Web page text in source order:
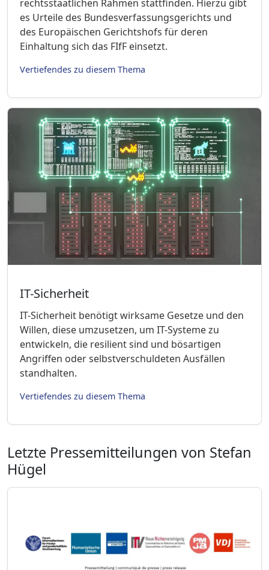
rechtsstaatlichen Rahmen stattfinden. Hierzu gibt
es Urteile des Bundesverfassungsgerichts und
des Europäischen Gerichtshofs für deren
Einhaltung sich das FIfF einsetzt.
Vertiefendes zu diesem Thema
IT-Sicherheit
IT-Sicherheit benötigt wirksame Gesetze und den
Willen, diese umzusetzen, um IT-Systeme zu
entwickeln, die resilient sind und bösartigen
Angriffen oder selbstverschuldeten Ausfällen
standhalten.
Vertiefendes zu diesem Thema
Letzte Pressemitteilungen von Stefan
Hügel